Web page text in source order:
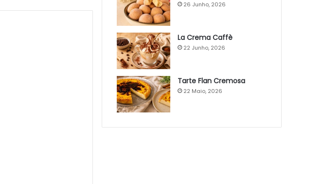
26 Junho, 2026
La Crema Caffè
22 Junho, 2026
Tarte Flan Cremosa
22 Maio, 2026